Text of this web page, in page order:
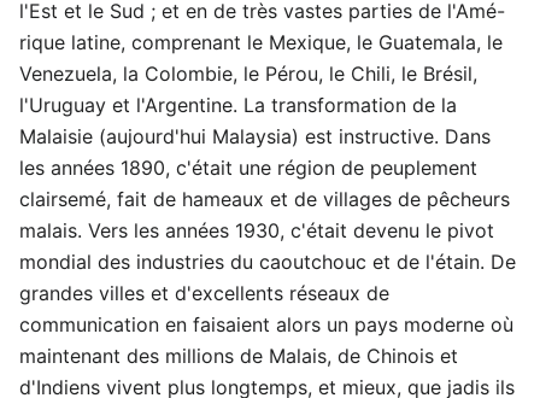
l'Est et le Sud ; et en de très vastes parties de l'Amé-
rique latine, comprenant le Mexique, le Guatemala, le
Venezuela, la Colombie, le Pérou, le Chili, le Brésil,
l'Uruguay et l'Argentine. La transformation de la
Malaisie (aujourd'hui Malaysia) est instructive. Dans
les années 1890, c'était une région de peuplement
clairsemé, fait de hameaux et de villages de pêcheurs
malais. Vers les années 1930, c'était devenu le pivot
mondial des industries du caoutchouc et de l'étain. De
grandes villes et d'excellents réseaux de
communication en faisaient alors un pays moderne où
maintenant des millions de Malais, de Chinois et
d'Indiens vivent plus longtemps, et mieux, que jadis ils